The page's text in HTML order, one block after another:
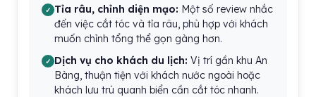
Tỉa râu, chỉnh diện mạo: Một số review nhắc
đến việc cắt tóc và tỉa râu, phù hợp với khách
muốn chỉnh tổng thể gọn gàng hơn.
Dịch vụ cho khách du lịch: Vị trí gần khu An
Bàng, thuận tiện với khách nước ngoài hoặc
khách lưu trú quanh biển cần cắt tóc nhanh.